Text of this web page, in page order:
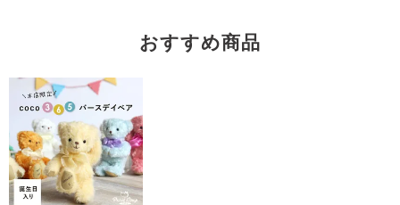
おすすめ商品